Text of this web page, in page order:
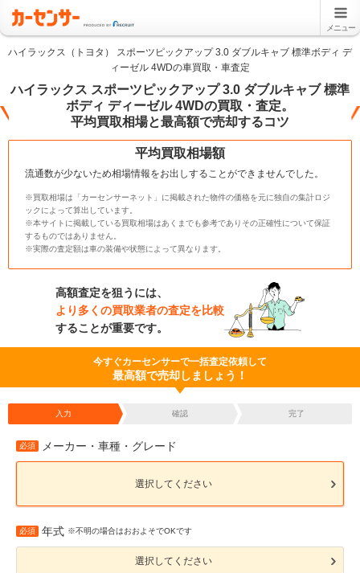
メニュー
ハイラックス（トヨタ） スポーツピックアップ 3.0 ダブルキャブ 標準ボディ デ
ィーゼル 4WDの車買取・車査定
ハイラックス スポーツピックアップ 3.0 ダブルキャブ 標準
ボディ ディーゼル 4WDの買取・査定。
平均買取相場と最高額で売却するコツ
平均買取相場額
流通数が少ないため相場情報をお出しすることができませんでした。
※買取相場は「カーセンサーネット」に掲載された物件の価格を元に独自の集計ロジ
ックによって算出しています。
※本サイトに掲載している買取相場はあくまでも参考でありその正確性について保証
するものではありません。
※実際の査定額は車の装備や状態によって異なります。
高額査定を狙うには、
より多くの買取業者の査定を比較
することが重要です。
今すぐカーセンサーで一括査定依頼して
最高額で売却しましょう！
入力 確認 完了
必須 メーカー・車種・グレード
選択してください
必須 年式 ※不明の場合はおおよそでOKです
選択してください